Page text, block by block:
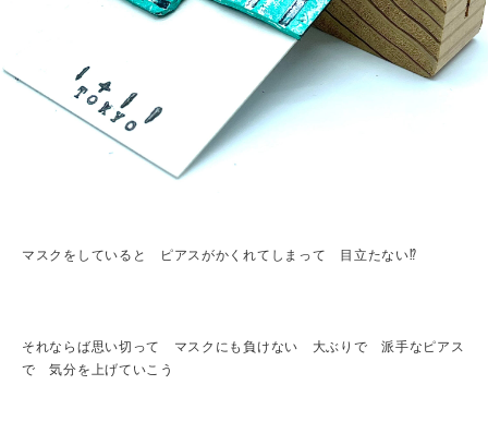
マスクをしていると ピアスがかくれてしまって 目立たない⁉︎
それならば思い切って マスクにも負けない 大ぶりで 派手なピアス
で 気分を上げていこう